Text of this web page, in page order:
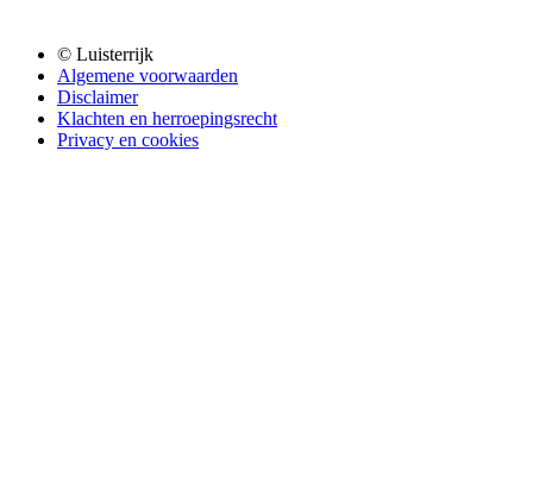
© Luisterrijk
Algemene voorwaarden
Disclaimer
Klachten en herroepingsrecht
Privacy en cookies